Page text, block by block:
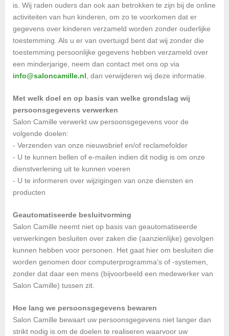
is. Wij raden ouders dan ook aan betrokken te zijn bij de online
activiteiten van hun kinderen, om zo te voorkomen dat er
gegevens over kinderen verzameld worden zonder ouderlijke
toestemming. Als u er van overtuigd bent dat wij zonder die
toestemming persoonlijke gegevens hebben verzameld over
een minderjarige, neem dan contact met ons op via
info@saloncamille.nl , dan verwijderen wij deze informatie.
Met welk doel en op basis van welke grondslag wij
persoonsgegevens verwerken
Salon Camille verwerkt uw persoonsgegevens voor de
volgende doelen:
- Verzenden van onze nieuwsbrief en/of reclamefolder
- U te kunnen bellen of e-mailen indien dit nodig is om onze
dienstverlening uit te kunnen voeren
- U te informeren over wijzigingen van onze diensten en
producten
Geautomatiseerde besluitvorming
Salon Camille neemt niet op basis van geautomatiseerde
verwerkingen besluiten over zaken die (aanzienlijke) gevolgen
kunnen hebben voor personen. Het gaat hier om besluiten die
worden genomen door computerprogramma's of -systemen,
zonder dat daar een mens (bijvoorbeeld een medewerker van
Salon Camille) tussen zit.
Hoe lang we persoonsgegevens bewaren
Salon Camille bewaart uw persoonsgegevens niet langer dan
strikt nodig is om de doelen te realiseren waarvoor uw